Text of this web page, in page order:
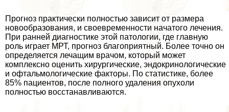
Прогноз пpaктически полностью зависит от размера
новообразования, и своевременности начатого лечения.
При ранней диагностике этой патологии, где главную
роль играет МРТ, прогноз благоприятный. Более точно он
определяется лечащим врачом, который может
комплексно оценить хирургические, эндокринологические
и офтальмологические факторы. По статистике, более
85% пациентов, после полного удаления опухоли
полностью восстанавливаются.